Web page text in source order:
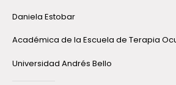
Daniela Estobar
Académica de la Escuela de Terapia
Universidad Andrés Bello